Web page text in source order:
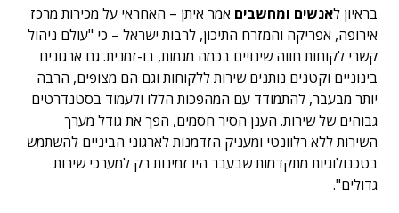
בראיון לאנשים ומחשבים אמר איתן – האחראי על מכירות מרכז
אירופה, אפריקה והמזרח התיכון, לרבות ישראל – כי "עולם ניהול
קשרי לקוחות חווה שינויים בכמה מגמות, בו-זמנית. גם ארגונים
בינוניים וקטנים נותנים שירות ללקוחות וגם הם מצופים, הרבה
יותר מבעבר, להתמודד עם המהפכות הללו ולעמוד בסטנדרטים
גבוהים של שירות. הענן הסיר חסמים, הפך את גודל מערך
השירות ללא רלוונטי ומעניק הזדמנות לארגוני הביניים להשתמש
בטכנולוגיות מתקדמות שבעבר היו זמינות רק למערכי שירות
גדולים".